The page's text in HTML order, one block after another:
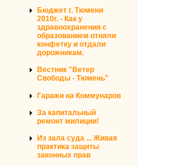
Бюджет г. Тюмени
2010г. - Как у
здравоохранения с
образованием отняли
конфетку и отдали
дорожникам.
Вестник "Ветер
Свободы - Тюмень"
Гаражи на Коммунаров
За капитальный
ремонт милиции!
Из зала суда ... Живая
практика защиты
законных прав